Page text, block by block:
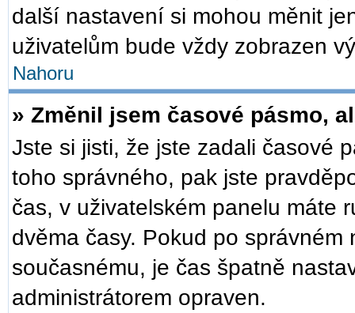
další nastavení si mohou měnit
uživatelům bude vždy zobrazen
Nahoru
» Změnil jsem časové pásmo,
Jste si jisti, že jste zadali časové
toho správného, pak jste
čas, v uživatelském panelu máte
dvěma časy. Pokud po
současnému, je čas špatně
administrátorem opraven.